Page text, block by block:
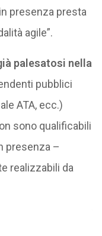
presenza presta
agile”.
palesatosi nella
pubblici
ATA, ecc.)
sono qualificabili
presenza –
realizzabili da